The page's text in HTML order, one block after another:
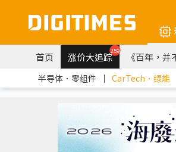
首页 涨价大追踪259 《百年，
半导体．零组件 ｜ CarTech．绿能